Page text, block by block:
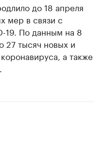
до 18 апреля
мер в связи с
19. По данным на 8
27 тысяч новых и
а также